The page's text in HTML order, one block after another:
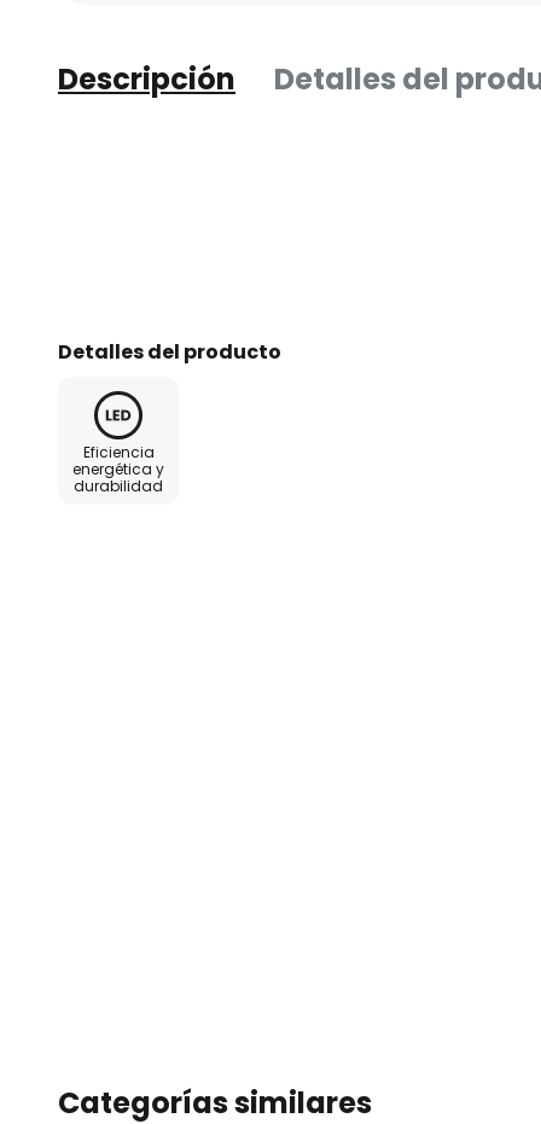
Descripción Detalles del
Detalles del producto
Eficiencia
energética y
durabilidad
Categorías similares